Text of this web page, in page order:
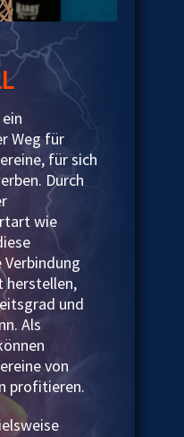
Weg für
für sich
Durch
wie
herstellen,
und
Als
von
profitieren.